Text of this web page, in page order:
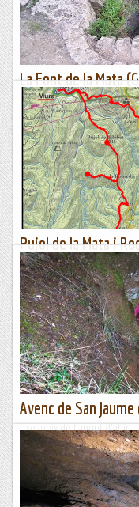
La Font de la Mata
La Font de la Mata Esta
mata centenàries
una paret calissa. Es pensa
Fent marxa
Pujol de la Mata i
coves i escletxes.
IntroduccióUs proposem
Parc Natural de Sant
visitar una gran part del
Pas a pas
Avenc de San
...segueix de l'apunt
l’alzina més propera, el
la trinxera que constitueix
Espeleobloc